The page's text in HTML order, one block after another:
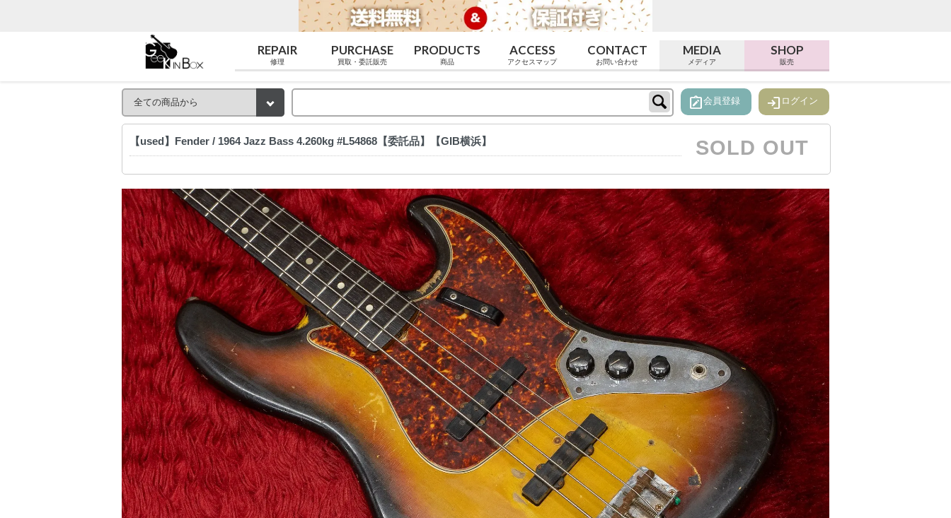
REPAIR
修理
PURCHASE
買取・委託販売
PRODUCTS
商品
ACCESS
アクセスマップ
CONTACT
お問い合わせ
MEDIA
メディア
SHOP
販売
note_alt会員登録 login ログイン
【used】Fender / 1964 Jazz Bass 4.260kg #L54868【委託品】【GIB横浜】 SOLD OUT